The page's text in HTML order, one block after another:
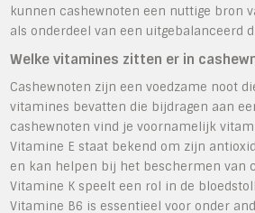
kunnen cashewnoten een nuttige bron
als onderdeel van een uitgebalanceerd
Welke vitamines zitten er in
Cashewnoten zijn een voedzame noot
vitamines bevatten die bijdragen aan
cashewnoten vind je voornamelijk
Vitamine E staat bekend om zijn
en kan helpen bij het beschermen van
Vitamine K speelt een rol in de
Vitamine B6 is essentieel voor onder